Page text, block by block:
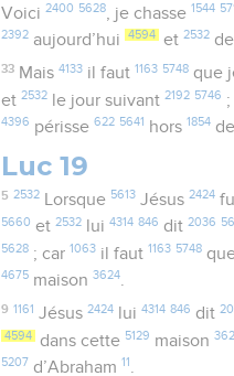
Voici2400 5628 , je chasse 1544
2392 aujourd’hui 4594 et2532
33 Mais 4133il faut 1163 5748que
et2532 le jour suivant2192 5746
4396 périsse622 5641 hors 1854
Luc 19
5 2532Lorsque 5613Jésus 2424
5660 et2532 lui4314 846 dit2036
5628 ; car 1063 il faut 1163 5748
4675 maison3624.
9 1161 Jésus 2424lui 4314 846 dit
4594 dans cette 5129 maison
5207 d’Abraham 11 .